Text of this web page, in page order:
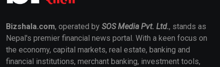
Bizshala.com, operated by SOS Media Pvt. Ltd., stands as
Nepal's premier financial news portal. With a keen focus on
the economy, capital markets, real estate, banking and
financial institutions, merchant banking, investment tools,